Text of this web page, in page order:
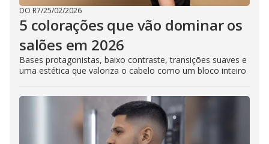
DO R7/25/02/2026
5 colorações que vão dominar os
salões em 2026
Bases protagonistas, baixo contraste, transições suaves e
uma estética que valoriza o cabelo como um bloco inteiro